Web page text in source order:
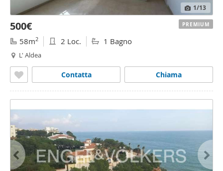
1/13
500€
58m2 2 Loc. 1 Bagno
L' Aldea
Chiama
Contatta
PREMIUM